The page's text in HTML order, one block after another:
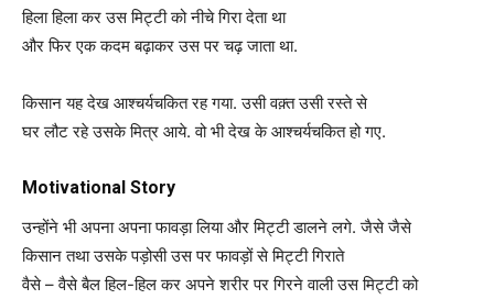
हिला हिला कर उस मिट्टी को नीचे गिरा देता था
और फिर एक कदम बढ़ाकर उस पर चढ़ जाता था.
किसान यह देख आश्चर्यचकित रह गया. उसी वक़्त उसी रस्ते से
घर लौट रहे उसके मित्र आये. वो भी देख के आश्चर्यचकित हो गए.
Motivational Story
उन्होंने भी अपना अपना फावड़ा लिया और मिट्टी डालने लगे. जैसे जैसे
किसान तथा उसके पड़ोसी उस पर फावड़ों से मिट्टी गिराते
वैसे – वैसे बैल हिल-हिल कर अपने शरीर पर गिरने वाली उस मिट्टी को